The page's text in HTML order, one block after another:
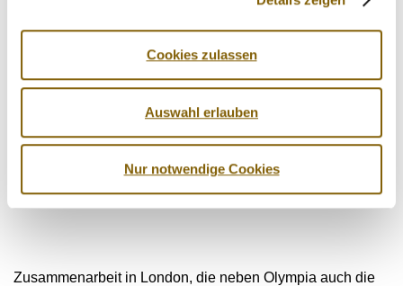
Cookies zulassen
Auswahl erlauben
Nur notwendige Cookies
Zusammenarbeit in London, die neben Olympia auch die